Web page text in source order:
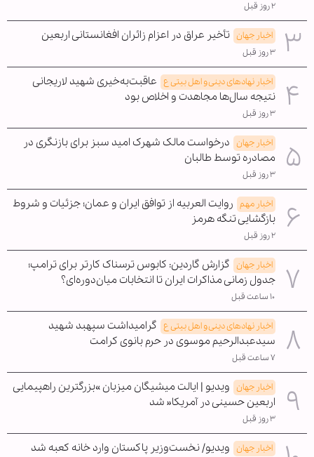
۲ روز قبل
اخبار جهان تأخیر عراق در اعزام زائران افغانستانی اربعین
۳ روز قبل
اخبار نهادهای دینی و اهل بیتی ع عاقبت‌به‌خیری شهید لاریجانی
نتیجه سال‌ها مجاهدت و اخلاص بود
۳ روز قبل
اخبار جهان درخواست مالک شهرک امید سبز برای بازنگری در
مصادره توسط طالبان
۳ روز قبل
اخبار مهم روایت العربیه از توافق ایران و عمان؛ جزئیات و شروط
بازگشایی تنگه هرمز
۲ روز قبل
اخبار جهان گزارش گاردین: کابوس ترسناک کارتر برای ترامپ؛
جدول زمانی مذاکرات ایران تا انتخابات میان‌دوره‌ای؟
۱۰ ساعت قبل
اخبار نهادهای دینی و اهل بیتی ع گرامیداشت سپهبد شهید
سیدعبدالرحیم موسوی در حرم بانوی کرامت
۷ ساعت قبل
اخبار جهان ویدیو | ایالت میشیگان میزبان »بزرگترین راهپیمایی
اربعین حسینی در آمریکا« شد
۳ روز قبل
اخبار جهان ویدیو/ نخست‌وزیر پاکستان وارد خانه کعبه شد